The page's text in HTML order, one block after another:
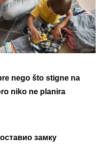
nego što stigne na
niko ne planira
замку